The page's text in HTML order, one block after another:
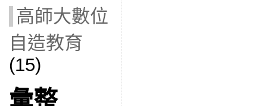
高師大數位
自造教育
(15)
彙整